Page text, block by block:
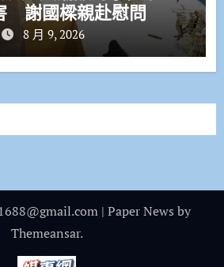
謝國樑親赴慰問
8 月 9, 2026
| Paper News by
Themeansar.